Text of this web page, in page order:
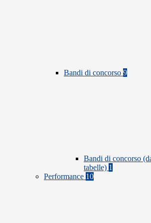
Bandi di concorso 9
Bandi di concorso
tabelle) 1
Performance 10